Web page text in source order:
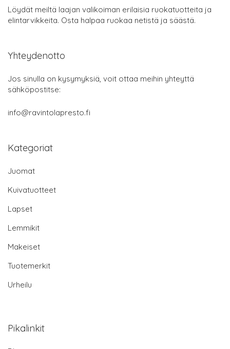
Löydät meiltä laajan valikoiman erilaisia ruokatuotteita ja
elintarvikkeita. Osta halpaa ruokaa netistä ja säästä.
Yhteydenotto
Jos sinulla on kysymyksiä, voit ottaa meihin yhteyttä
sähköpostitse:
info@ravintolapresto.fi
Kategoriat
Juomat
Kuivatuotteet
Lapset
Lemmikit
Makeiset
Tuotemerkit
Urheilu
Pikalinkit